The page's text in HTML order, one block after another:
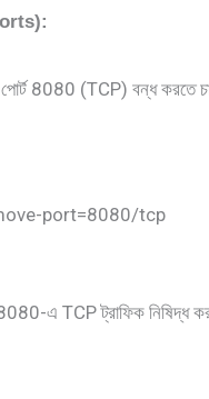
পোর্ট 8080 (TCP) বন্ধ করতে
port=8080/tcp
8080-এ TCP ট্রাফিক নিষিদ্ধ